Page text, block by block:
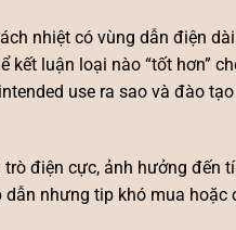
nhiệt có vùng dẫn điện
luận loại nào “tốt hơn”
use ra sao và đào
điện cực, ảnh hưởng đến
nhưng tip khó mua hoặc